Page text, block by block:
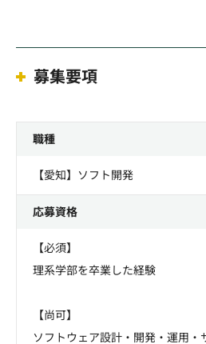
募集要項
職種
【愛知】ソフト開発
応募資格
【必須】
理系学部を卒業した経験
【尚可】
ソフトウェア設計・開発・運用・